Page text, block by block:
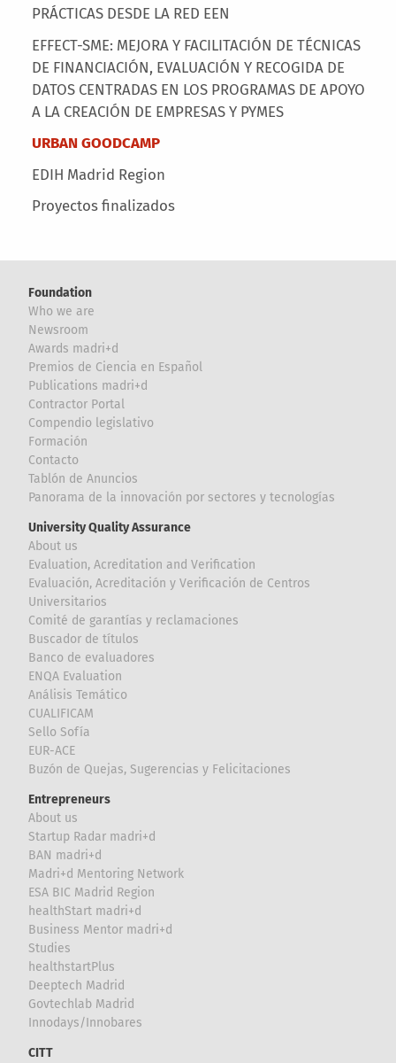
PRÁCTICAS DESDE LA RED EEN
EFFECT-SME: MEJORA Y FACILITACIÓN DE TÉCNICAS
DE FINANCIACIÓN, EVALUACIÓN Y RECOGIDA DE
DATOS CENTRADAS EN LOS PROGRAMAS DE APOYO
A LA CREACIÓN DE EMPRESAS Y PYMES
URBAN GOODCAMP
EDIH Madrid Region
Proyectos finalizados
Foundation
Who we are
Newsroom
Awards madri+d
Premios de Ciencia en Español
Publications madri+d
Contractor Portal
Compendio legislativo
Formación
Contacto
Tablón de Anuncios
Panorama de la innovación por sectores y tecnologías
University Quality Assurance
About us
Evaluation, Acreditation and Verification
Evaluación, Acreditación y Verificación de Centros
Universitarios
Comité de garantías y reclamaciones
Buscador de títulos
Banco de evaluadores
ENQA Evaluation
Análisis Temático
CUALIFICAM
Sello Sofía
EUR-ACE
Buzón de Quejas, Sugerencias y Felicitaciones
Entrepreneurs
About us
Startup Radar madri+d
BAN madri+d
Madri+d Mentoring Network
ESA BIC Madrid Region
healthStart madri+d
Business Mentor madri+d
Studies
healthstartPlus
Deeptech Madrid
Govtechlab Madrid
Innodays/Innobares
CITT